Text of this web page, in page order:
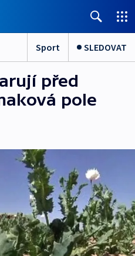
Sport SLEDOVAT
před
pole